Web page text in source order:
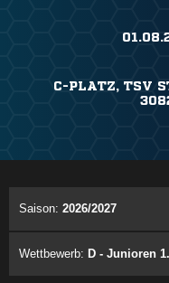
C-PLATZ, TSV
Saison: 2026/2027
Wettbewerb: D - Junioren